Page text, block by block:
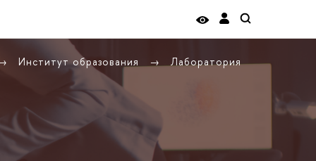
Институт образования Лаборатория